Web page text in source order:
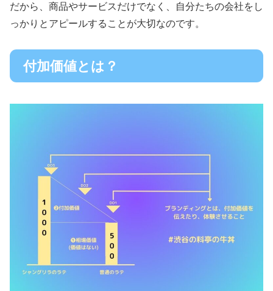
だから、商品やサービスだけでなく、自分たちの会社をし
っかりとアピールすることが大切なのです。
付加価値とは？